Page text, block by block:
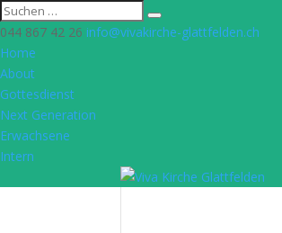
044 867 42 26 info@vivakirche-glattfelden.ch
Home
About
Gottesdienst
Next Generation
Erwachsene
Intern